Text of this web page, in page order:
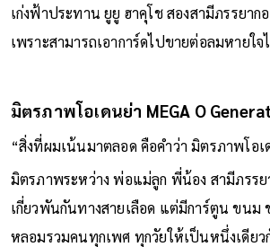
เก่งฟ้าประทาน ยูยู ฮาคุโช สองสามีภรรยาก
เพราะสามารถเอาการ์ดไปขายต่อลมหายใจ
มิตรภาพโอเดนย่า MEGA O
“สิ่งที่ผมเน้นมาตลอด คือคำว่า มิตรภาพโอเ
มิตรภาพระหว่าง พ่อแม่ลูก พี่น้อง สามีภรร
เกี่ยวพันกันทางสายเลือด แต่มีการ์ตูน ขนม
หลอมรวมคนทุกเพศ ทุกวัยให้เป็นหนึ่งเดีย